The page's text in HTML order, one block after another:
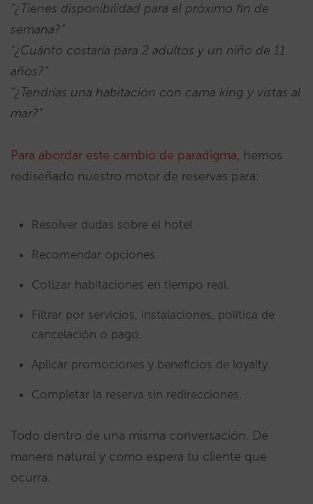
“¿Tienes disponibilidad para el próximo fin de
semana?”
“¿Cuánto costaría para 2 adultos y un niño de 11
años?”
“¿Tendrías una habitación con cama king y vistas al
mar?”
Para abordar este cambio de paradigma, hemos
rediseñado nuestro motor de reservas para:
Resolver dudas sobre el hotel.
Recomendar opciones.
Cotizar habitaciones en tiempo real.
Filtrar por servicios, instalaciones, política de
cancelación o pago.
Aplicar promociones y beneficios de loyalty.
Completar la reserva sin redirecciones.
Todo dentro de una misma conversación. De
manera natural y como espera tu cliente que
ocurra.